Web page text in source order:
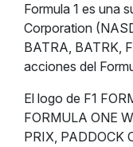
Formula 1 es una
Corporation
BATRA, BATRK,
acciones del
El logo de F1
FORMULA ONE
PRIX, PADDOCK